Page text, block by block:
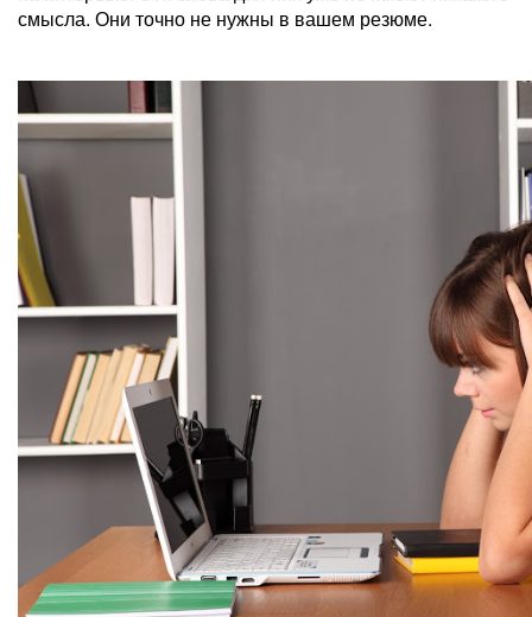
смысла. Они точно не нужны в вашем резюме.